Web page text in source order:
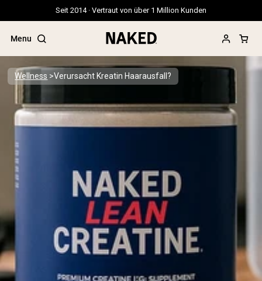
Seit 2014 · Vertraut von über 1 Million Kunden
Menu
Beliebte Suchbegriffe
”Protein Powder“
”Overnight Oats“
”Vegan protein“
”Collagen“
”Micellar Casein“
Wellness Verursacht Kreatin Haarausfall?